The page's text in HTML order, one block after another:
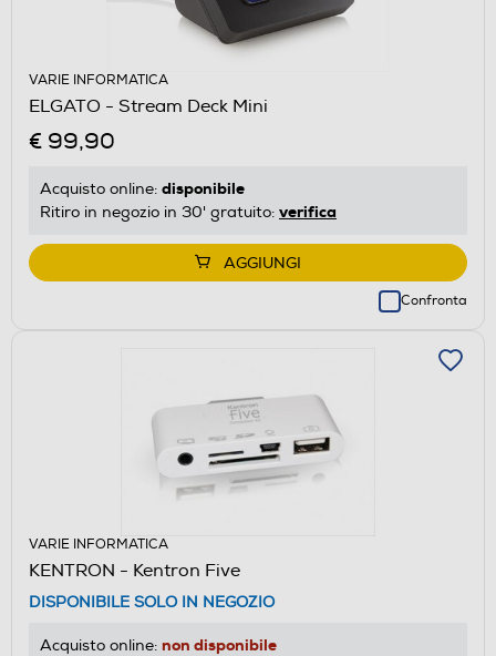
VARIE INFORMATICA
ELGATO - Stream Deck Mini
€ 99,90
Acquisto online: disponibile
Ritiro in negozio in 30' gratuito: verifica
AGGIUNGI
Confronta
VARIE INFORMATICA
KENTRON - Kentron Five
DISPONIBILE SOLO IN NEGOZIO
Acquisto online: non disponibile